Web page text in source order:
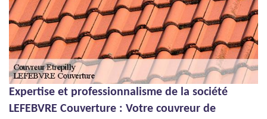
Expertise et professionnalisme de la société
LEFEBVRE Couverture : Votre couvreur de